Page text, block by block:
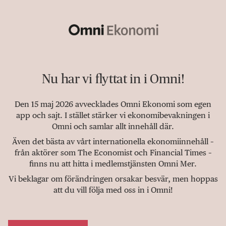
Nu har vi flyttat in i Omni!
Den 15 maj 2026 avvecklades Omni Ekonomi som egen
app och sajt. I stället stärker vi ekonomibevakningen i
Omni och samlar allt innehåll där.
Även det bästa av vårt internationella ekonomiinnehåll –
från aktörer som The Economist och Financial Times –
finns nu att hitta i medlemstjänsten Omni Mer.
Vi beklagar om förändringen orsakar besvär, men hoppas
att du vill följa med oss in i Omni!